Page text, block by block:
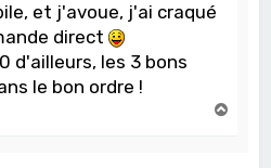
et j'avoue, j'ai craqué
direct
d'ailleurs, les 3 bons
le bon ordre !